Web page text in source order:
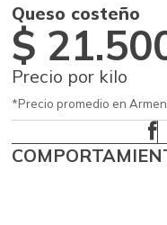
Queso costeño
$
Precio por kilo
*Precio promedio en